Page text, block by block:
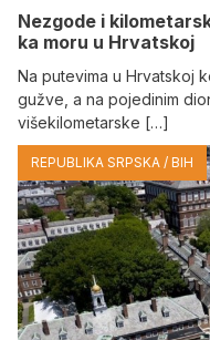
Nezgode i
ka moru u Hrvatskoj
Na putevima u Hrvatskoj
gužve, a na pojedinim
višekilometarske […]
REPUBLIKA SRPSKA / BIH